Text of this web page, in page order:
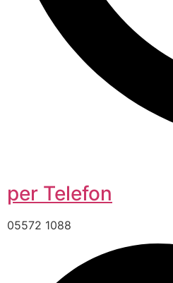
per Telefon
05572 1088